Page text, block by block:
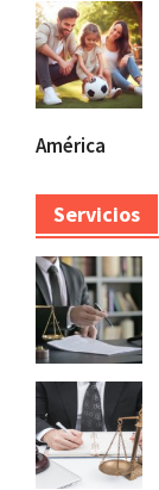
América
Servicios